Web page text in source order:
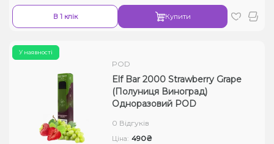
В 1 клік Купити
У наявності
POD
Elf Bar 2000 Strawberry Grape
(Полуниця Виноград)
Одноразовий POD
0 Відгуків
Ціна: 490₴